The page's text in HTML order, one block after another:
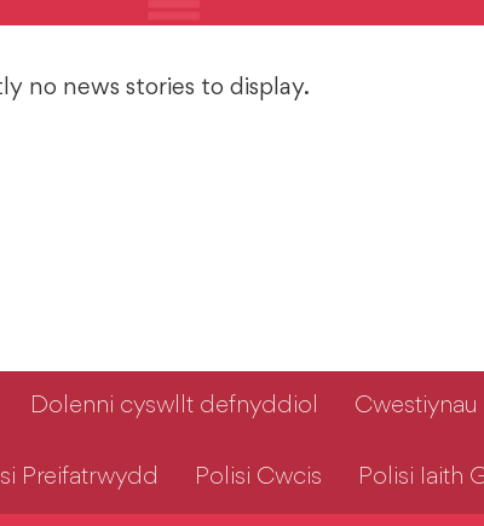
no news stories to display.
Dolenni cyswllt defnyddiol
Preifatrwydd Polisi Cwcis Polisi Iaith